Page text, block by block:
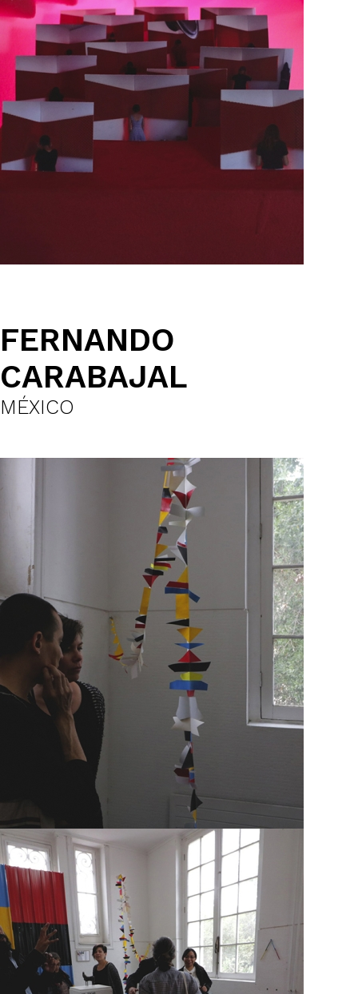
FERNANDO
CARABAJAL
MÉXICO